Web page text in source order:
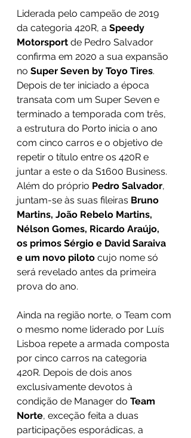
Liderada pelo campeão de 2019
da categoria 420R, a Speedy
Motorsport de Pedro Salvador
confirma em 2020 a sua expansão
no Super Seven by Toyo Tires.
Depois de ter iniciado a época
transata com um Super Seven e
terminado a temporada com três,
a estrutura do Porto inicia o ano
com cinco carros e o objetivo de
repetir o título entre os 420R e
juntar a este o da S1600 Business.
Além do próprio Pedro Salvador,
juntam-se às suas fileiras Bruno
Martins, João Rebelo Martins,
Nélson Gomes, Ricardo Araújo,
os primos Sérgio e David Saraiva
e um novo piloto cujo nome só
será revelado antes da primeira
prova do ano.
Ainda na região norte, o Team com
o mesmo nome liderado por Luís
Lisboa repete a armada composta
por cinco carros na categoria
420R. Depois de dois anos
exclusivamente devotos à
condição de Manager do Team
Norte, exceção feita a duas
participações esporádicas, a